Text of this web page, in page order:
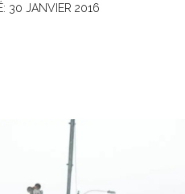
30 JANVIER 2016